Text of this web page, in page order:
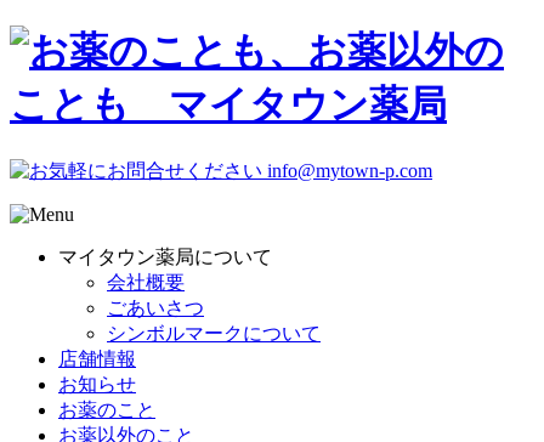
マイタウン薬局について
会社概要
ごあいさつ
シンボルマークについて
店舗情報
お知らせ
お薬のこと
お薬以外のこと